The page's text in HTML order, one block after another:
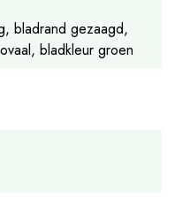
bladrand gezaagd,
bladkleur groen